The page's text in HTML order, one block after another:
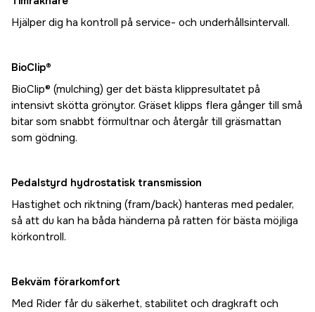
Hjälper dig ha kontroll på service- och underhållsintervall.
BioClip®
BioClip® (mulching) ger det bästa klippresultatet på
intensivt skötta grönytor. Gräset klipps flera gånger till små
bitar som snabbt förmultnar och återgår till gräsmattan
som gödning.
Pedalstyrd hydrostatisk transmission
Hastighet och riktning (fram/back) hanteras med pedaler,
så att du kan ha båda händerna på ratten för bästa möjliga
körkontroll.
Bekväm förarkomfort
Med Rider får du säkerhet, stabilitet och dragkraft och